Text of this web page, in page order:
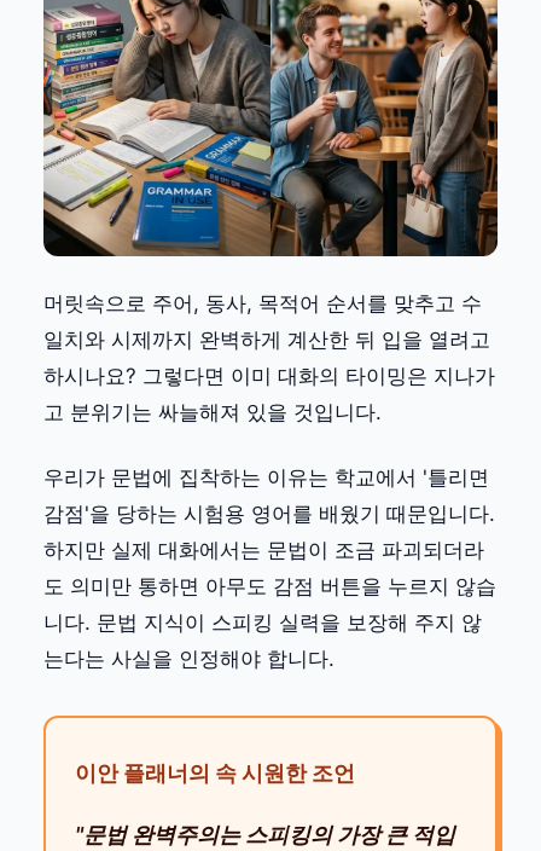
머릿속으로 주어, 동사, 목적어 순서를 맞추고 수
일치와 시제까지 완벽하게 계산한 뒤 입을 열려고
하시나요? 그렇다면 이미 대화의 타이밍은 지나가
고 분위기는 싸늘해져 있을 것입니다.
우리가 문법에 집착하는 이유는 학교에서 '틀리면
감점'을 당하는 시험용 영어를 배웠기 때문입니다.
하지만 실제 대화에서는 문법이 조금 파괴되더라
도 의미만 통하면 아무도 감점 버튼을 누르지 않습
니다. 문법 지식이 스피킹 실력을 보장해 주지 않
는다는 사실을 인정해야 합니다.
이안 플래너의 속 시원한 조언
"문법 완벽주의는 스피킹의 가장 큰 적입